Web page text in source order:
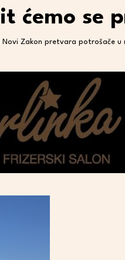
ćemo se
Novi Zakon pretvara potrošače